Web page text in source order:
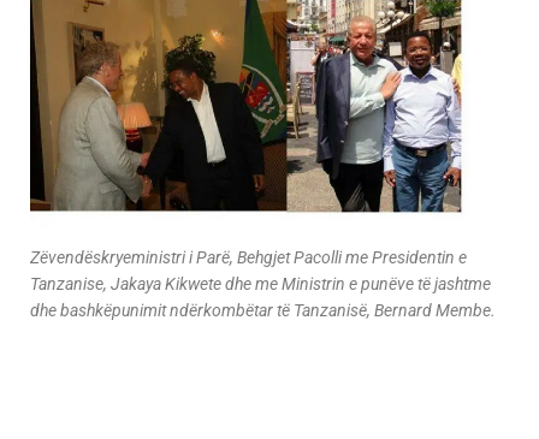
Zëvendëskryeministri i Parë, Behgjet Pacolli me Presidentin e
Tanzanise, Jakaya Kikwete dhe me Ministrin e punëve të jashtme
dhe bashkëpunimit ndërkombëtar të Tanzanisë, Bernard Membe.